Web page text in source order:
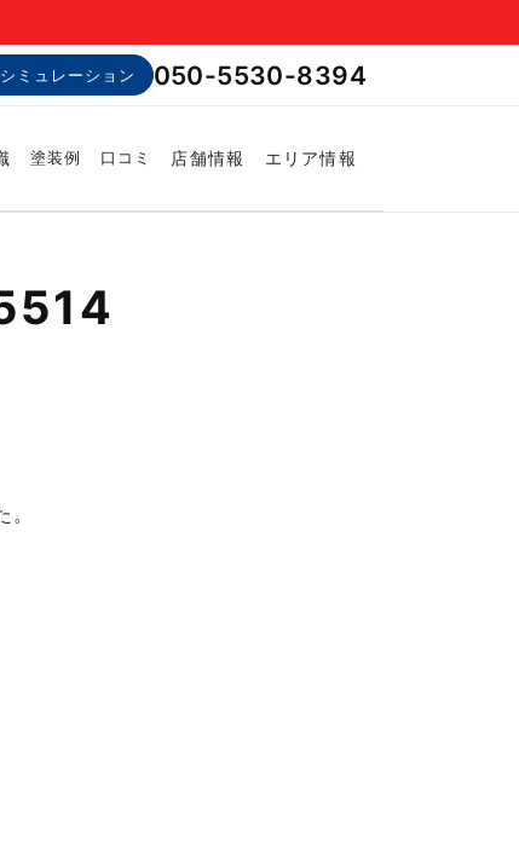
ミュレーション 050-5530-8394
塗装例 口コミ 店舗情報 エリア情報